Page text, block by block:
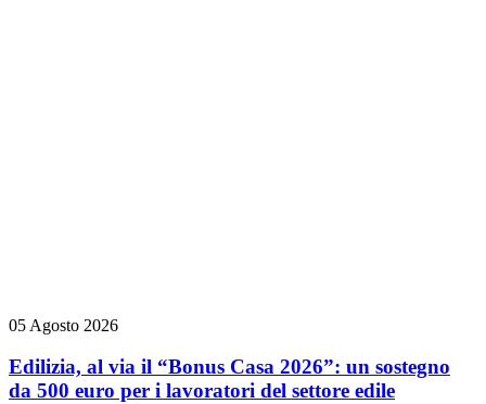
05 Agosto 2026
Edilizia, al via il “Bonus Casa 2026”: un sostegno
da 500 euro per i lavoratori del settore edile